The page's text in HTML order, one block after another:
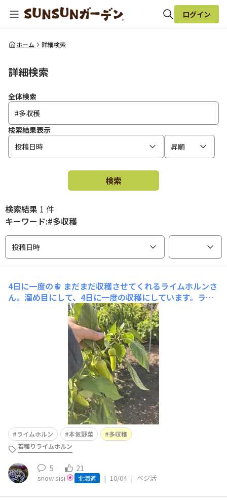
全体検索
ログイン
ホーム 詳細検索
詳細検索
全体検索
検索結果表示
投稿日時
昇順
検索
検索結果 1 件
キーワード:#多収穫
投稿日時
4日に一度の🫑 まだまだ収穫させてくれるライムホルンさ
ん。溜め目にして、4日に一度の収穫にしています。ライ
ムホルンの後ろに他社さんのジャンボししとうを2本植え
てますが、それらと合わせて1回に6号深鉢に満タンくら
いの量でしょうか☺️秋になり、また少しづつお野菜が値上
がりしてくると思うけど、ライムホルンさん、、、ありが
ライムホルン 本気野菜
多収穫
若穫りライムホルン
5 21
snow sisi 北海道 | 10/04 | ベジ活